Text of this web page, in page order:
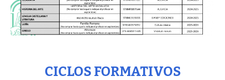
CICLOS FORMATIVOS